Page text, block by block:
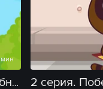
1 серия. Огнедышащий волшебный динозавр 2 серия.